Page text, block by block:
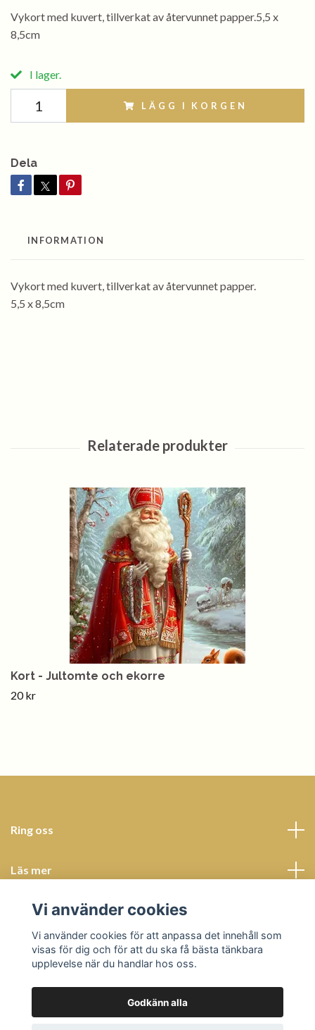
Vykort med kuvert, tillverkat av återvunnet papper.5,5 x
8,5cm
I lager.
LÄGG I KORGEN
Dela
INFORMATION
Vykort med kuvert, tillverkat av återvunnet papper.
5,5 x 8,5cm
Kort - Jultomte och ekorre
20 kr
Ring oss
Läs mer
Sociala medier
Vi använder cookies
Vi använder cookies för att anpassa det innehåll som
visas för dig och för att du ska få bästa tänkbara
upplevelse när du handlar hos oss.
Godkänn alla